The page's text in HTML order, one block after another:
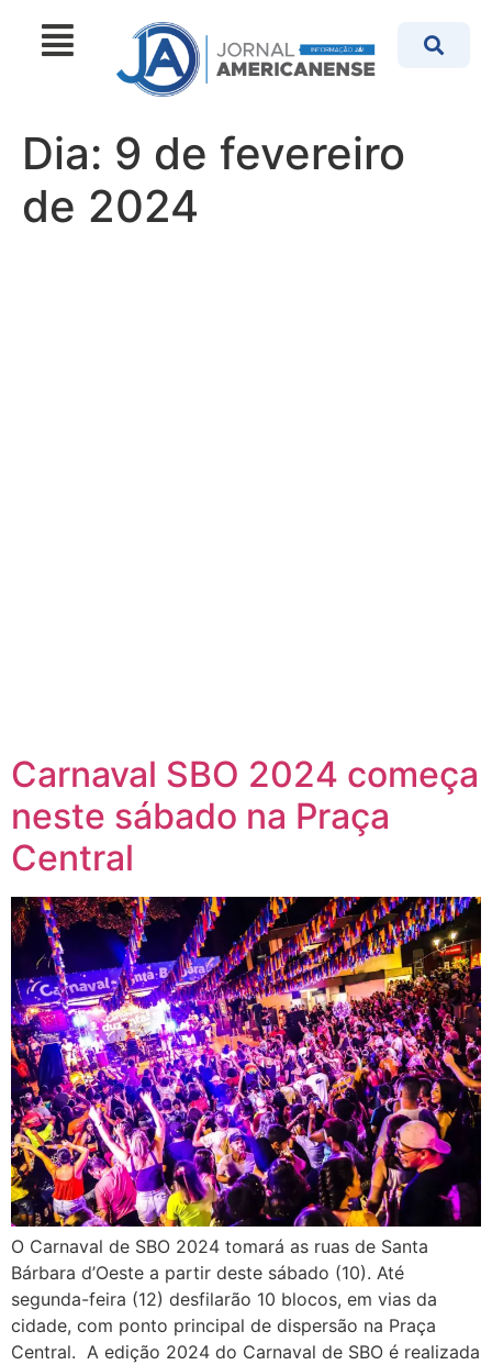
Dia: 9 de fevereiro
de 2024
Carnaval SBO 2024 começa
neste sábado na Praça
Central
O Carnaval de SBO 2024 tomará as ruas de Santa
Bárbara d’Oeste a partir deste sábado (10). Até
segunda-feira (12) desfilarão 10 blocos, em vias da
cidade, com ponto principal de dispersão na Praça
Central. A edição 2024 do Carnaval de SBO é realizada